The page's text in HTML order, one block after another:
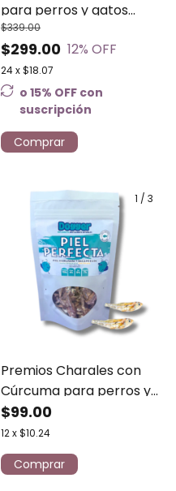
para perros y gatos
Uricare Nartex 90gr
$299.00
$339.00
12% OFF
24x$18.07
o 15% OFF con
suscripción
Comprar
1 / 3
Premios Charales con
Cúrcuma para perros y
gatos - Dogger 35 gr
$99.00
12x$10.24